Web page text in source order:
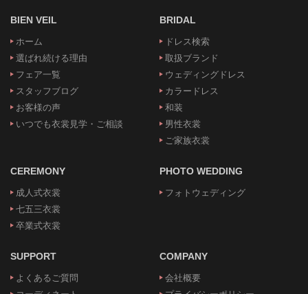
BIEN VEIL
ホーム
選ばれ続ける理由
フェア一覧
スタッフブログ
お客様の声
いつでも衣裳見学・ご相談
BRIDAL
ドレス検索
取扱ブランド
ウェディングドレス
カラードレス
和装
男性衣裳
ご家族衣裳
CEREMONY
成人式衣裳
七五三衣裳
卒業式衣裳
PHOTO WEDDING
フォトウェディング
SUPPORT
よくあるご質問
COMPANY
会社概要